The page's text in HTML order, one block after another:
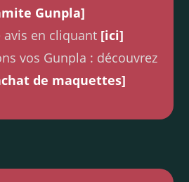
Gunpla]
avis en cliquant [ici]
vos Gunpla : découvrez
de maquettes]